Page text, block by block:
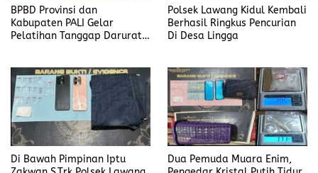
BPBD Provinsi dan
Kabupaten PALI Gelar
Pelatihan Tanggap Darurat
Polsek Lawang Kidul Kembali
Berhasil Ringkus Pencurian
Di Desa Lingga
Di Bawah Pimpinan Iptu
Dua Pemuda Muara Enim,